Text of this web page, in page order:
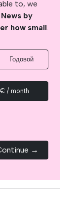
to, we
by
how small.
Годовой
/ month
→